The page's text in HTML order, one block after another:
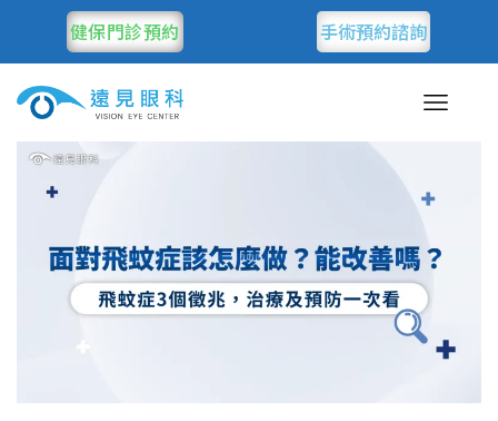
健保門診預約 手術預約諮詢